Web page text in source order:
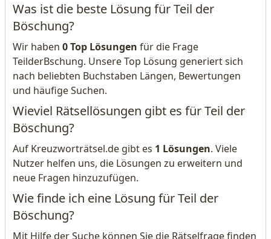
Was ist die beste Lösung für Teil der
Böschung?
Wir haben 0 Top Lösungen für die Frage
TeilderBschung. Unsere Top Lösung generiert sich
nach beliebten Buchstaben Längen, Bewertungen
und häufige Suchen.
Wieviel Rätsellösungen gibt es für Teil der
Böschung?
Auf Kreuzworträtsel.de gibt es 1 Lösungen. Viele
Nutzer helfen uns, die Lösungen zu erweitern und
neue Fragen hinzuzufügen.
Wie finde ich eine Lösung für Teil der
Böschung?
Mit Hilfe der Suche können Sie die Rätselfrage finden